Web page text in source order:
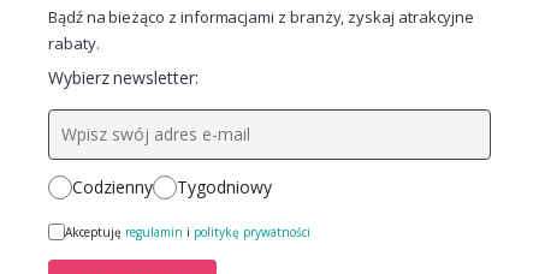
Bądź na bieżąco z informacjami z branży, zyskaj atrakcyjne
rabaty.
Wybierz newsletter:
Codzienny Tygodniowy
Akceptuję regulamin i politykę prywatności